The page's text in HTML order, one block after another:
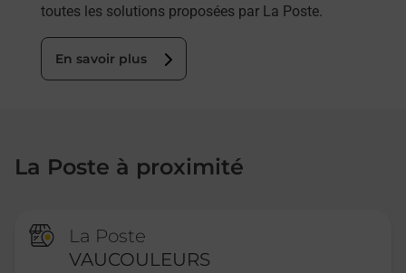
toutes les solutions proposées par La Poste.
En savoir plus
La Poste à proximité
La Poste
VAUCOULEURS